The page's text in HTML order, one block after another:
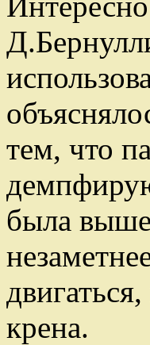
тем, что
была выше
крена.